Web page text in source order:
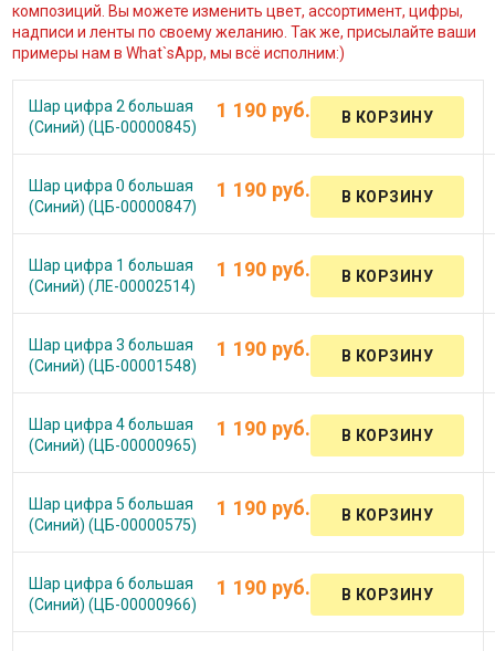
композиций. Вы можете изменить цвет, ассортимент, цифры,
надписи и ленты по своему желанию. Так же, присылайте ваши
примеры нам в What`sApp, мы всё исполним:)
Шар цифра 2 большая
(Синий) (ЦБ-00000845)
1 190 руб.
Шар цифра 0 большая
(Синий) (ЦБ-00000847)
1 190 руб.
Шар цифра 1 большая
(Синий) (ЛЕ-00002514)
1 190 руб.
Шар цифра 3 большая
(Синий) (ЦБ-00001548)
1 190 руб.
Шар цифра 4 большая
(Синий) (ЦБ-00000965)
1 190 руб.
Шар цифра 5 большая
(Синий) (ЦБ-00000575)
1 190 руб.
Шар цифра 6 большая
(Синий) (ЦБ-00000966)
1 190 руб.